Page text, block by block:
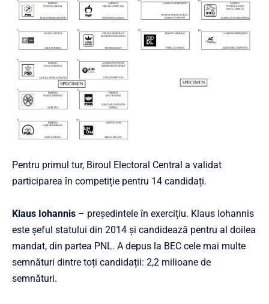
Pentru primul tur, Biroul Electoral Central a validat
participarea în competiție pentru 14 candidați.
Klaus Iohannis – președintele în exercițiu. Klaus Iohannis
este șeful statului din 2014 și candidează pentru al doilea
mandat, din partea PNL. A depus la BEC cele mai multe
semnături dintre toți candidații: 2,2 milioane de
semnături.